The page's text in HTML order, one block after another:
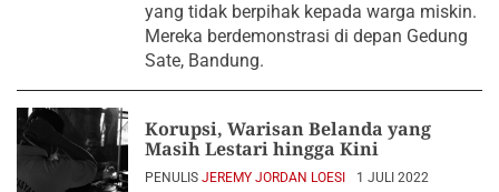
yang tidak berpihak kepada warga miskin.
Mereka berdemonstrasi di depan Gedung
Sate, Bandung.
Korupsi, Warisan Belanda yang
Masih Lestari hingga Kini
PENULIS JEREMY JORDAN LOESI 1 JULI 2022